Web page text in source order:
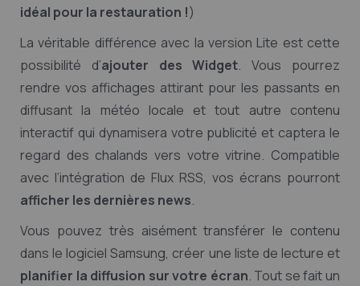
idéal pour la restauration !)
La véritable différence avec la version Lite est cette
possibilité d’ajouter des Widget. Vous pourrez
rendre vos affichages attirant pour les passants en
diffusant la météo locale et tout autre contenu
interactif qui dynamisera votre publicité et captera le
regard des chalands vers votre vitrine. Compatible
avec l’intégration de Flux RSS, vos écrans pourront
afficher les dernières news.
Vous pouvez très aisément transférer le contenu
dans le logiciel Samsung, créer une liste de lecture et
planifier la diffusion sur votre écran. Tout se fait un